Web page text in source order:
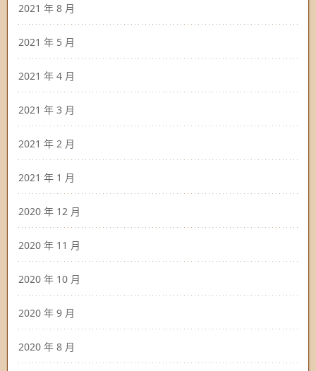
2021 年 8 月
2021 年 5 月
2021 年 4 月
2021 年 3 月
2021 年 2 月
2021 年 1 月
2020 年 12 月
2020 年 11 月
2020 年 10 月
2020 年 9 月
2020 年 8 月